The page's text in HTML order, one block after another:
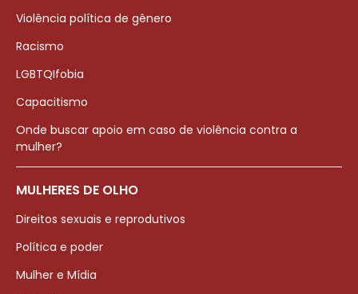
Violência política de gênero
Racismo
LGBTQIfobia
Capacitismo
Onde buscar apoio em caso de violência contra a
mulher?
MULHERES DE OLHO
Direitos sexuais e reprodutivos
Política e poder
Mulher e Mídia